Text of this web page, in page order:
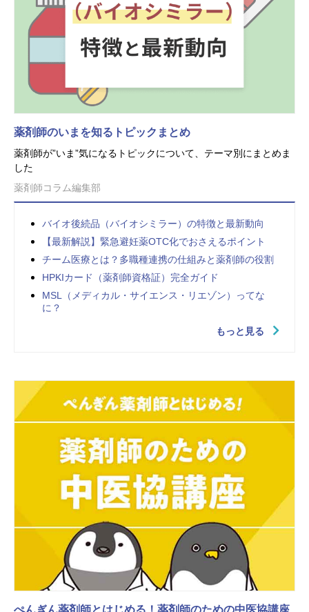
薬剤師のいまを知るトピックまとめ
薬剤師が”いま”気になるトピックについて、テーマ別にまとめま
した
薬剤師コラム編集部
バイオ後続品（バイオシミラー）の特徴と最新動向
【最新解説】緊急避妊薬OTC化でおさえるポイント
チーム医療とは？多職種連携の仕組みと薬剤師の役割
HPKIカード（薬剤師資格証）完全ガイド
MSL（メディカル・サイエンス・リエゾン）ってな
に？
もっと見る